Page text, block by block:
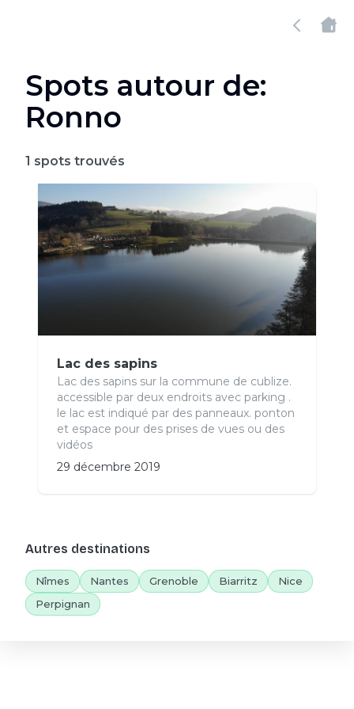
Spots autour de:
Ronno
1 spots trouvés
Lac des sapins
Lac des sapins sur la commune de cublize.
accessible par deux endroits avec parking .
le lac est indiqué par des panneaux. ponton
et espace pour des prises de vues ou des
vidéos
29 décembre 2019
Autres destinations
Nîmes Nantes Grenoble Biarritz
Nice
Perpignan